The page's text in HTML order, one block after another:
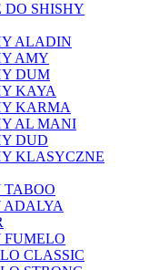
SHISHY
ALADIN
AMY
DUM
KAYA
KARMA
AL MANI
DUD
KLASYCZNE
TABOO
ADALYA
FUMELO
CLASSIC